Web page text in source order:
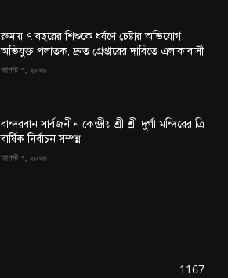
রুমায় ৭ বছরের শিশুকে ধর্ষণে চেষ্টার অভিযোগ:
অভিযুক্ত পলাতক, দ্রুত গ্রেপ্তারের দাবিতে এলাকাবাসী
আগস্ট ৭, ২০২৬
বান্দরবান সার্বজনীন কেন্দ্রীয় শ্রী শ্রী দুর্গা মন্দিরের ত্রি
বার্ষিক নির্বাচন সম্পন্ন
আগস্ট ৭, ২০২৬
1167